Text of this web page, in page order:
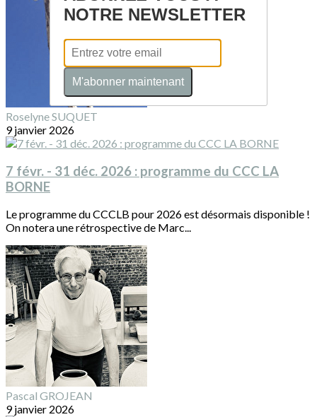
Roselyne SUQUET
9 janvier 2026
7 févr. - 31 déc. 2026 : programme du CCC LA
BORNE
Le programme du CCCLB pour 2026 est désormais disponible !
On notera une rétrospective de Marc...
Pascal GROJEAN
9 janvier 2026
NOTRE NEWSLETTER
M'abonner maintenant